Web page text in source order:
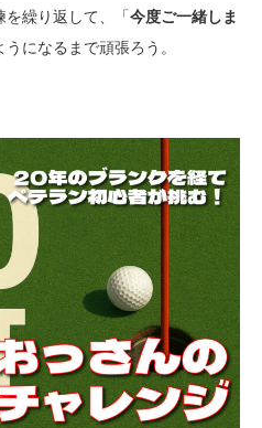
繰り返して、「今度ご一緒しま
になるまで頑張ろう。